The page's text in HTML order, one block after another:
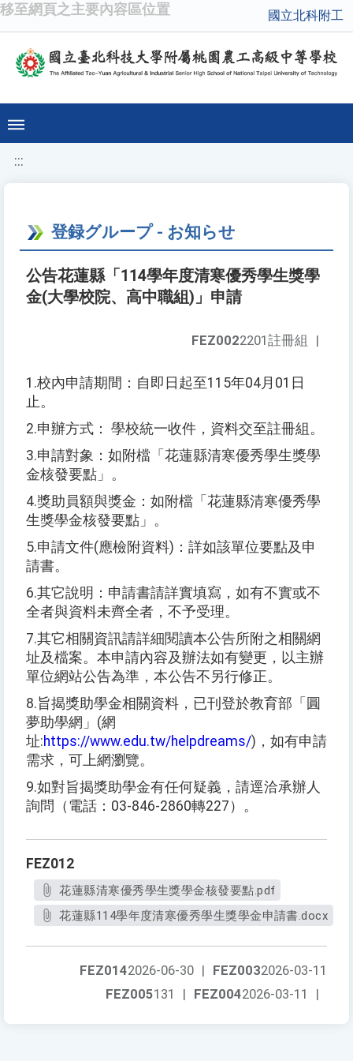
移至網頁之主要內容區位置 國立北科附工
:::
登録グループ - お知らせ
公告花蓮縣「114學年度清寒優秀學生獎學
金(大學校院、高中職組)」申請
FEZ0022201註冊組 |
1.校內申請期間：自即日起至115年04月 01 日
止。
2.申辦方式： 學校統一收件，資料交至註冊組。
3.申請對象：如附檔「花蓮縣清寒優秀學生獎學
金核發要點」。
4.獎助員額與獎金：如附檔「花蓮縣清寒優秀學
生獎學金核發要點」。
5.申請文件(應檢附資料) ：詳如該單位要點及申
請書。
6.其它說明：申請書請詳實填寫，如有不實或不
全者與資料未齊全者，不予受理。
7.其它相關資訊請詳細閱讀本公告所附之相關網
址及檔案。本申請內容及辦法如有變更，以主辦
單位網站公告為準，本公告不另行修正。
8.旨揭獎助學金相關資料，已刊登於教育部「圓
夢助學網」 (網
址:https://www.edu.tw/helpdreams/) ，如有申請
需求，可上網瀏覽。
9.如對旨揭獎助學金有任何疑義，請逕洽承辦人
詢問（電話： 03-846-2860轉227 ）。
FEZ012
花蓮縣清寒優秀學生獎學金核發要點.pdf
花蓮縣114學年度清寒優秀學生獎學金申請書.docx
FEZ0032026-03-11
FEZ0142026-06-30 |
FEZ0042026-03-11 |
FEZ005131 |